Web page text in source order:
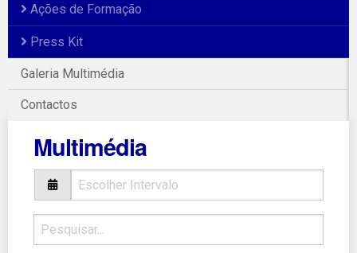
Ações de Formação
Press Kit
Galeria Multimédia
Contactos
Multimédia